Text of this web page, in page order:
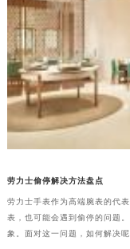
劳力士偷停解决方法盘点
劳力士手表作为高端腕表的代
表，也可能会遇到偷停的问题
象。面对这一问题，如何解决